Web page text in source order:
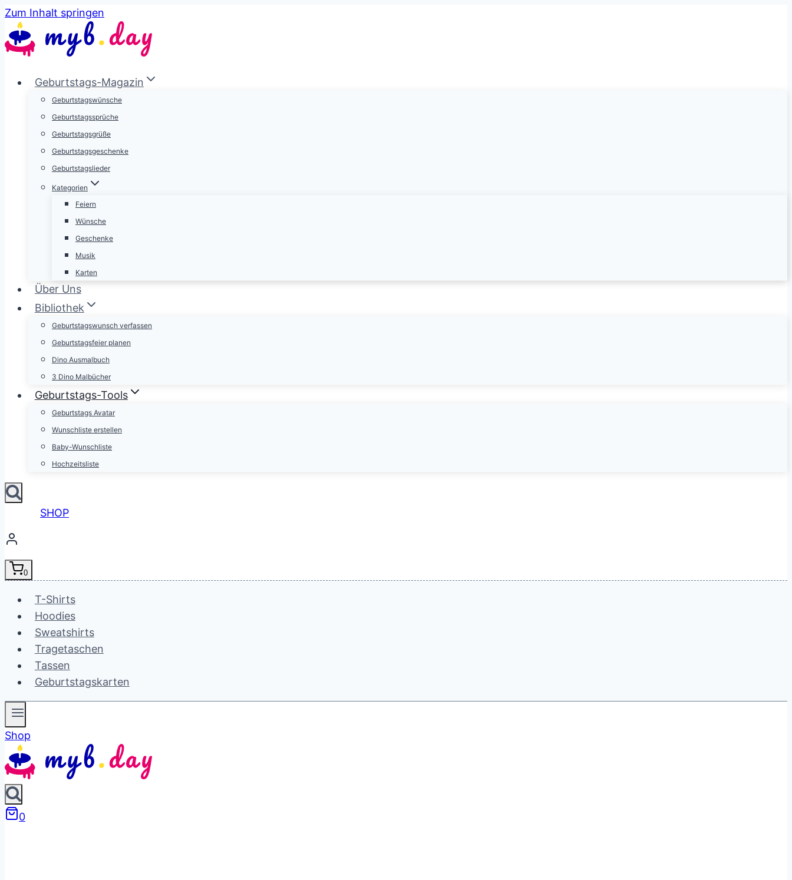
Zum Inhalt springen
Geburtstags-Magazin
Geburtstagswünsche
Geburtstagssprüche
Geburtstagsgrüße
Geburtstagsgeschenke
Geburtstagslieder
Kategorien
Feiern
Wünsche
Geschenke
Musik
Karten
Über Uns
Bibliothek
Geburtstagswunsch verfassen
Geburtstagsfeier planen
Dino Ausmalbuch
3 Dino Malbücher
Geburtstags-Tools
Geburtstags Avatar
Wunschliste erstellen
Baby-Wunschliste
Hochzeitsliste
SHOP
0
T-Shirts
Hoodies
Sweatshirts
Tragetaschen
Tassen
Geburtstagskarten
Shop
0